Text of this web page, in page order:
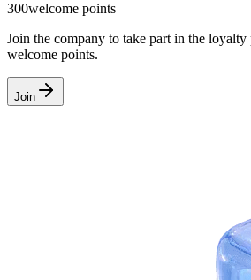
300welcome points
Join the company to take part in the loyalty
welcome points.
Join